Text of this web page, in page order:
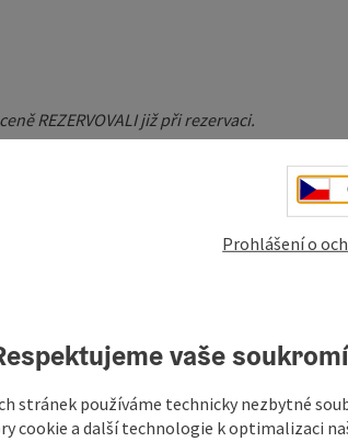
REZERVOVALI již při rezervaci.
Prohlášení o
vaše soukromí
stránek používáme technicky nezbytné
cookie a další technologie k optimalizaci